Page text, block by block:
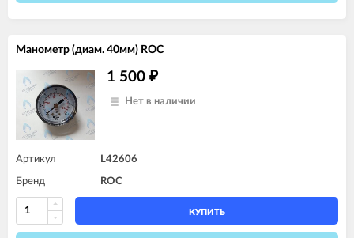
Манометр (диам. 40мм) ROC
1 500 ₽
Нет в наличии
Артикул L42606
Бренд ROC
КУПИТЬ